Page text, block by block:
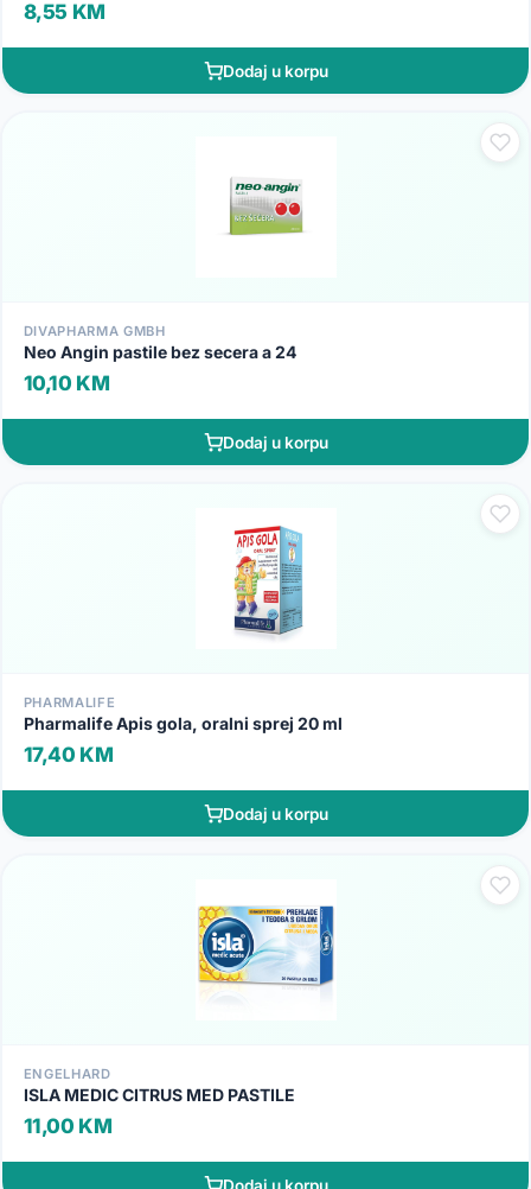
8,55 KM
Dodaj u korpu
DIVAPHARMA GMBH
Neo Angin pastile bez secera a 24
10,10 KM
Dodaj u korpu
PHARMALIFE
Pharmalife Apis gola, oralni sprej 20 ml
17,40 KM
Dodaj u korpu
ENGELHARD
ISLA MEDIC CITRUS MED PASTILE
11,00 KM
Dodaj u korpu